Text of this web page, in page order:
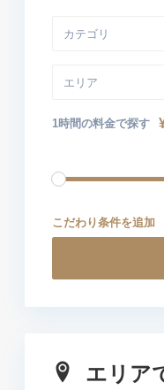
カテゴリ
エリア
1時間の料金で探す
こだわり条件を追加
エリア